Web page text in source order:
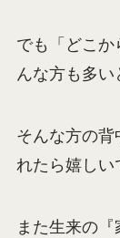
でも「どこ
んな方も多い
そんな方の
れたら嬉しい
また生来の